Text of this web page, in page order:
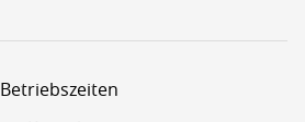
Betriebszeiten